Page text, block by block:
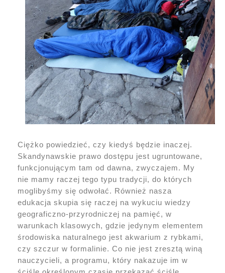
Ciężko powiedzieć, czy kiedyś będzie inaczej.
Skandynawskie prawo dostępu jest ugruntowane,
funkcjonującym tam od dawna, zwyczajem. My
nie mamy raczej tego typu tradycji, do których
moglibyśmy się odwołać. Również nasza
edukacja skupia się raczej na wykuciu wiedzy
geograficzno-przyrodniczej na pamięć, w
warunkach klasowych, gdzie jedynym elementem
środowiska naturalnego jest akwarium z rybkami,
czy szczur w formalinie. Co nie jest zresztą winą
nauczycieli, a programu, który nakazuje im w